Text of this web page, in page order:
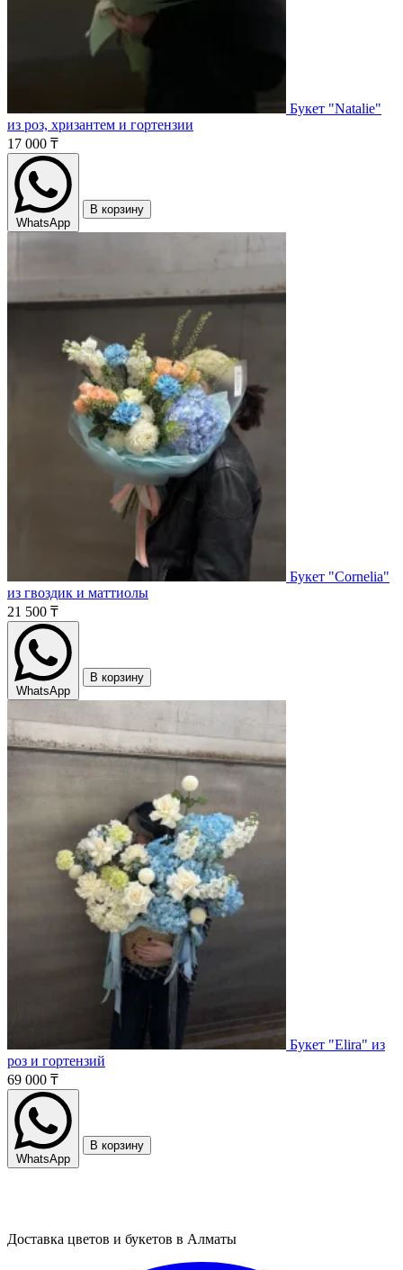
Букет "Natalie"
из роз, хризантем и гортензии
17 000 ₸
WhatsApp
В корзину
Букет "Cornelia"
из гвоздик и маттиолы
21 500 ₸
WhatsApp
В корзину
Букет "Elira" из
роз и гортензий
69 000 ₸
WhatsApp
В корзину
Доставка цветов и букетов в Алматы